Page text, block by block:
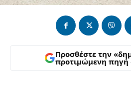
Προσθέστε την
προτιμώμενη πηγή